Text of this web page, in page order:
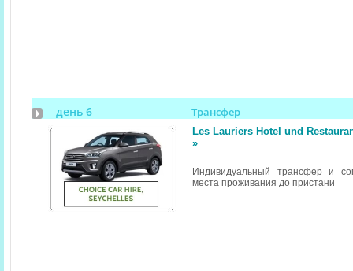
день 6 Трансфер
Les Lauriers Hotel und
»
Индивидуальный трансфер и
места проживания до пристани